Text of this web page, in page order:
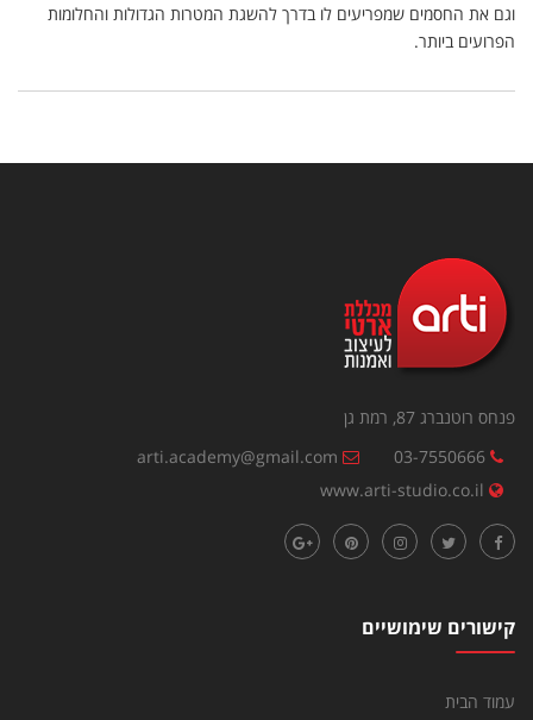
וגם את החסמים שמפריעים לו בדרך להשגת המטרות הגדולות והחלומות
הפרועים ביותר.
פנחס רוטנברג 87, רמת גן
03-7550666
arti.academy@gmail.com
www.arti-studio.co.il
קישורים שימושיים
עמוד הבית